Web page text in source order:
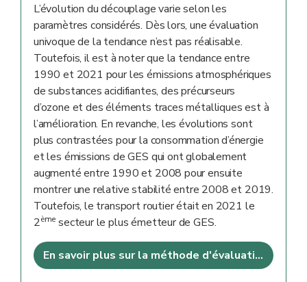
L’évolution du découplage varie selon les
paramètres considérés. Dès lors, une évaluation
univoque de la tendance n’est pas réalisable.
Toutefois, il est à noter que la tendance entre
1990 et 2021 pour les émissions atmosphériques
de substances acidifiantes, des précurseurs
d’ozone et des éléments traces métalliques est à
l’amélioration. En revanche, les évolutions sont
plus contrastées pour la consommation d’énergie
et les émissions de GES qui ont globalement
augmenté entre 1990 et 2008 pour ensuite
montrer une relative stabilité entre 2008 et 2019.
Toutefois, le transport routier était en 2021 le
2ème secteur le plus émetteur de GES.
En savoir plus sur la méthode d'évaluation